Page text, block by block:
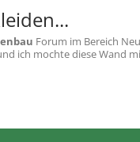
Forum im Bereich
ich mochte diese Wand